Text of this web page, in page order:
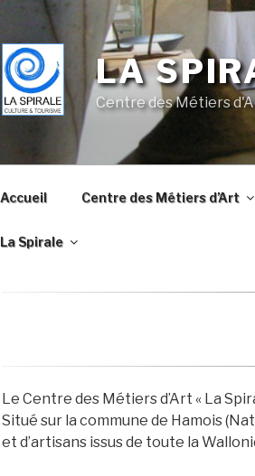
LA
Centre des Métiers
Accueil Centre des Métiers d’Art
La Spirale
Le Centre des Métiers d’Art « La
Situé sur la commune de Hamois
et d’artisans issus de toute la